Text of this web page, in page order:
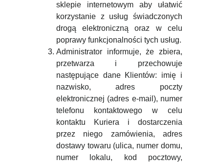
sklepie internetowym aby ułatwić
korzystanie z usług świadczonych
drogą elektroniczną oraz w celu
poprawy funkcjonalności tych usług.
Administrator informuje, że zbiera,
przetwarza i przechowuje
następujące dane Klientów: imię i
nazwisko, adres poczty
elektronicznej (adres e-mail), numer
telefonu kontaktowego w celu
kontaktu Kuriera i dostarczenia
przez niego zamówienia, adres
dostawy towaru (ulica, numer domu,
numer lokalu, kod pocztowy,